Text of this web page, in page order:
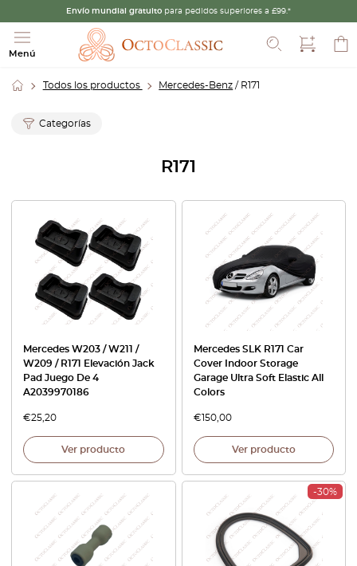
Envío mundial gratuito para pedidos superiores a £99.*
Menú
Todos los productos Mercedes-Benz / R171
Categorías
R171
Mercedes W203 / W211 /
W209 / R171 Elevación Jack
Pad Juego De 4
A2039970186
€25,20
Ver producto
Mercedes SLK R171 Car
Cover Indoor Storage
Garage Ultra Soft Elastic All
Colors
€150,00
Ver producto
-30%